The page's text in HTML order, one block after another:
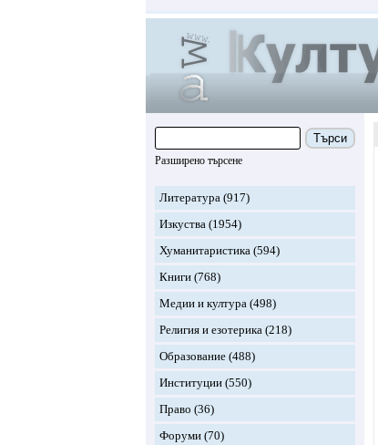
Търси
Разширено търсене
Литература (917)
Изкуства (1954)
Хуманитаристика (594)
Книги (768)
Медии и култура (498)
Религия и езотерика (218)
Образование (488)
Институции (550)
Право (36)
Форуми (70)